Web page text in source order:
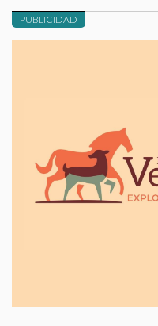
PUBLICIDAD